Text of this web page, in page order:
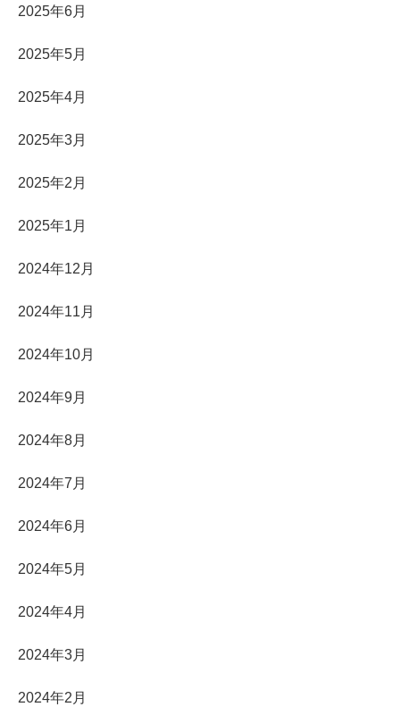
2025年6月
2025年5月
2025年4月
2025年3月
2025年2月
2025年1月
2024年12月
2024年11月
2024年10月
2024年9月
2024年8月
2024年7月
2024年6月
2024年5月
2024年4月
2024年3月
2024年2月